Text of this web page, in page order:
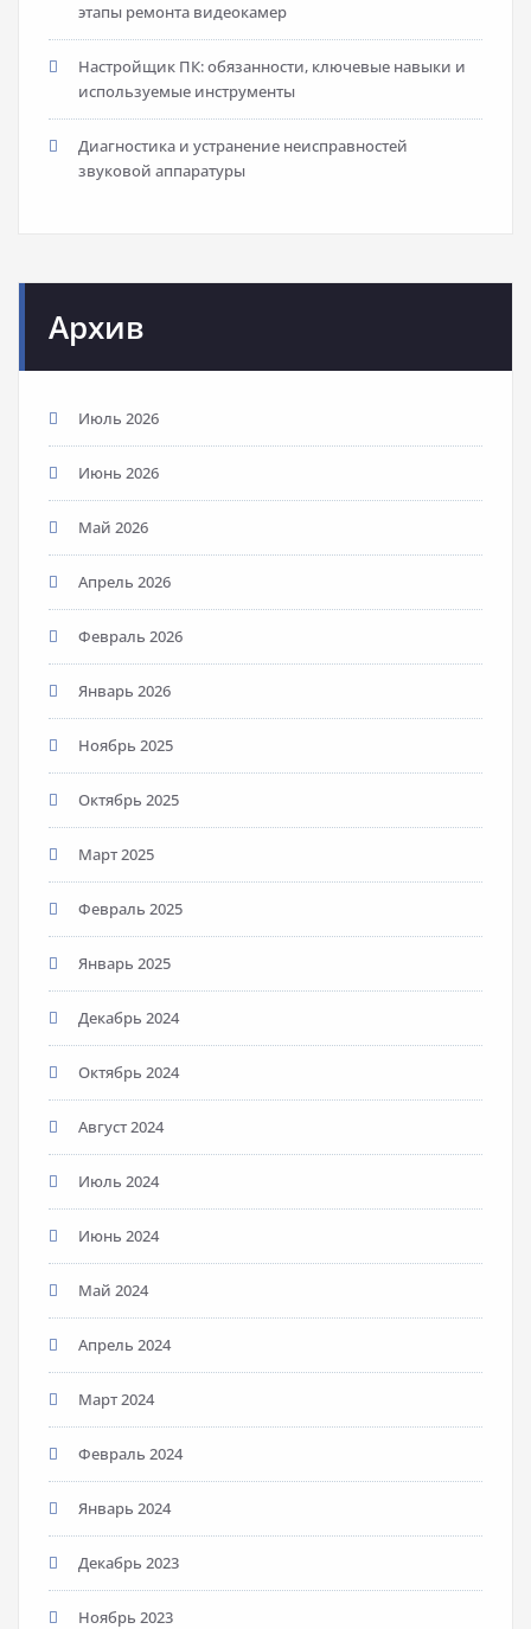
этапы ремонта видеокамер
Настройщик ПК: обязанности, ключевые навыки и
используемые инструменты
Диагностика и устранение неисправностей
звуковой аппаратуры
Архив
Июль 2026
Июнь 2026
Май 2026
Апрель 2026
Февраль 2026
Январь 2026
Ноябрь 2025
Октябрь 2025
Март 2025
Февраль 2025
Январь 2025
Декабрь 2024
Октябрь 2024
Август 2024
Июль 2024
Июнь 2024
Май 2024
Апрель 2024
Март 2024
Февраль 2024
Январь 2024
Декабрь 2023
Ноябрь 2023